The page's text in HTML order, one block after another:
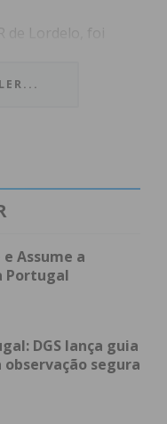
de Lordelo, foi
por ilícitos
do
por e-mail e
Assume a
Portugal
DGS lança guia
segura